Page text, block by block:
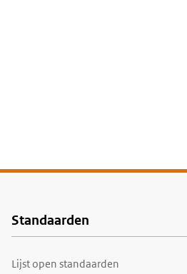
Voet
Standaarden
Lijst open standaarden